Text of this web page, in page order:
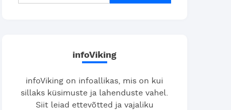
infoViking
infoViking on infoallikas, mis on kui
sillaks küsimuste ja lahenduste vahel.
Siit leiad ettevõtted ja vajaliku